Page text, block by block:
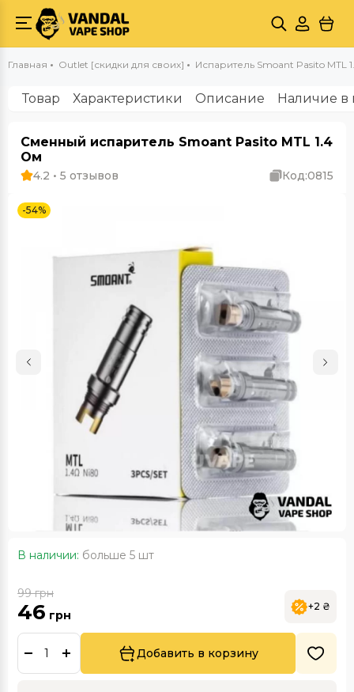
Главная Outlet [скидки для своих] Испаритель Smoant Pasito MTL
Товар Характеристики Описание Наличие в
Сменный испаритель Smoant Pasito MTL 1.4
Ом
4.2 • 5 отзывов Код:0815
-54%
В наличии: больше 5 шт
99грн
46 грн
+2 ₴
Добавить в корзину